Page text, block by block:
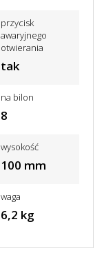
przycisk
awaryjnego
otwierania
tak
na bilon
8
wysokość
100 mm
waga
6,2 kg